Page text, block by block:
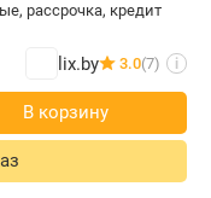
рассрочка, кредит
lix.by 3.0(7) i
В корзину